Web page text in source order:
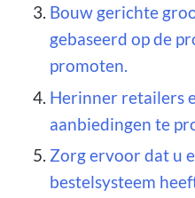
Bouw gerichte
gebaseerd op de
promoten.
Herinner retailers
aanbiedingen te
Zorg ervoor dat u
bestelsysteem